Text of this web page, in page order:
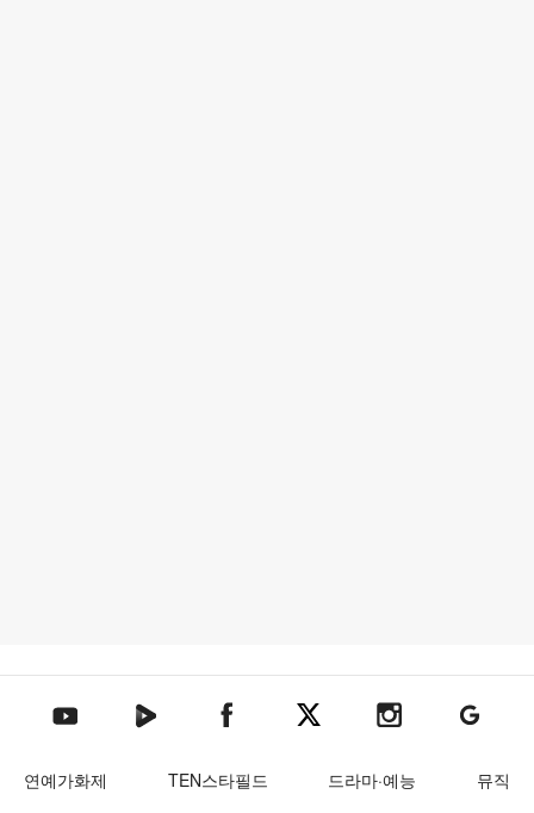
텐아시아 유튜브텐아시아 네이버TV텐아시아 페이스북텐아시아 엑스텐아시아 인스타그램
텐아시아
연예가화제 TEN스타필드 드라마·예능
뮤직